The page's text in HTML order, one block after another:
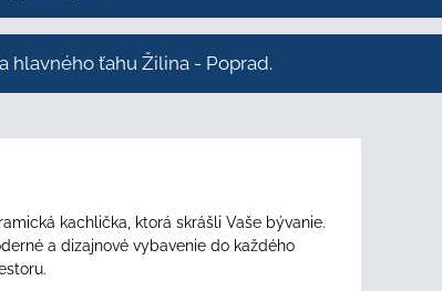
hlavného ťahu Žilina - Poprad.
kachlička, ktorá skrášli Vaše bývanie.
a dizajnové vybavenie do každého